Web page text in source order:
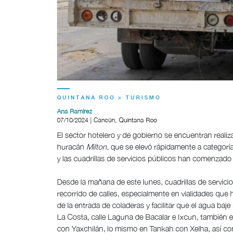
QUINTANA ROO > TURISMO
Ana Ramírez
07/10/2024 | Cancún, Quintana Roo
El sector hotelero y de gobierno se encuentran
huracán Milton, que se elevó rápidamente a
y las cuadrillas de servicios públicos han
Desde la mañana de este lunes, cuadrillas de
recorrido de calles, especialmente en vialidades
de la entrada de coladeras y facilitar que el agua
La Costa, calle Laguna de Bacalar e Ixcun, también
con Yaxchilán, lo mismo en Tankah con Xelha, así